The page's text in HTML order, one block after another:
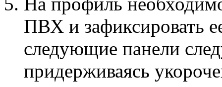
ПВХ и зафиксировать
следующие панели
придерживаясь